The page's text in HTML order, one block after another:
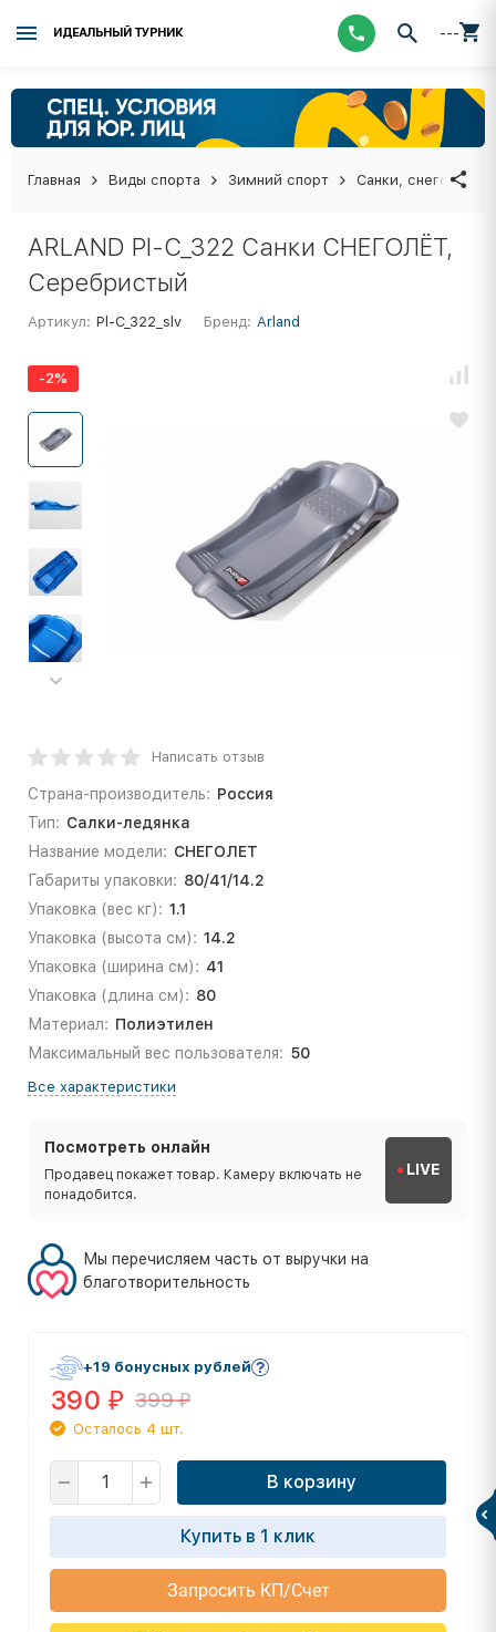
ИДЕАЛЬНЫЙ ТУРНИК ---
Главная Виды спорта Зимний спорт Санки, снегокаты,
ARLAND Pl-C_322 Санки СНЕГОЛЁТ,
Серебристый
Артикул: Pl-C_322_slv Бренд: Arland
-2%
Написать отзыв
Страна-производитель: Россия
Тип: Салки-ледянка
Название модели: СНЕГОЛЕТ
Габариты упаковки: 80/41/14.2
Упаковка (вес кг): 1.1
Упаковка (высота см): 14.2
Упаковка (ширина см): 41
Упаковка (длина см): 80
Материал: Полиэтилен
Максимальный вес пользователя: 50
Все характеристики
Посмотреть онлайн
Продавец покажет товар. Камеру включать не
понадобится.
LIVE
Мы перечисляем часть от выручки на
благотворительность
+19 бонусных рублей
390 ₽ 399₽
Осталось 4 шт.
В корзину
Купить в 1 клик
Запросить КП/Счет